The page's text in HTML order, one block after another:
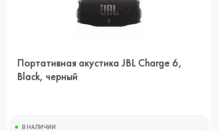
Портативная акустика JBL Charge 6,
Black, черный
В НАЛИЧИИ